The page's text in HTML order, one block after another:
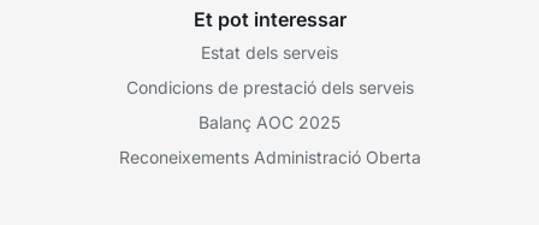
Et pot interessar
Estat dels serveis
Condicions de prestació dels serveis
Balanç AOC 2025
Reconeixements Administració Oberta